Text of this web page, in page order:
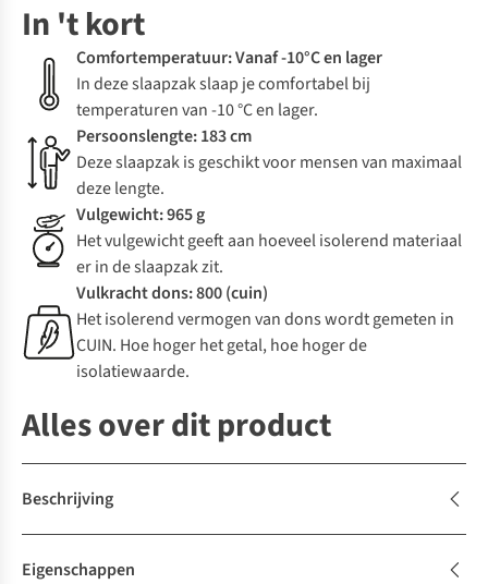
In 't kort
Comfortemperatuur: Vanaf -10°C en lager
In deze slaapzak slaap je comfortabel bij
temperaturen van -10 °C en lager.
Persoonslengte: 183 cm
Deze slaapzak is geschikt voor mensen van maximaal
deze lengte.
Vulgewicht: 965 g
Het vulgewicht geeft aan hoeveel isolerend materiaal
er in de slaapzak zit.
Vulkracht dons: 800 (cuin)
Het isolerend vermogen van dons wordt gemeten in
CUIN. Hoe hoger het getal, hoe hoger de
isolatiewaarde.
Alles over dit product
Beschrijving
Eigenschappen